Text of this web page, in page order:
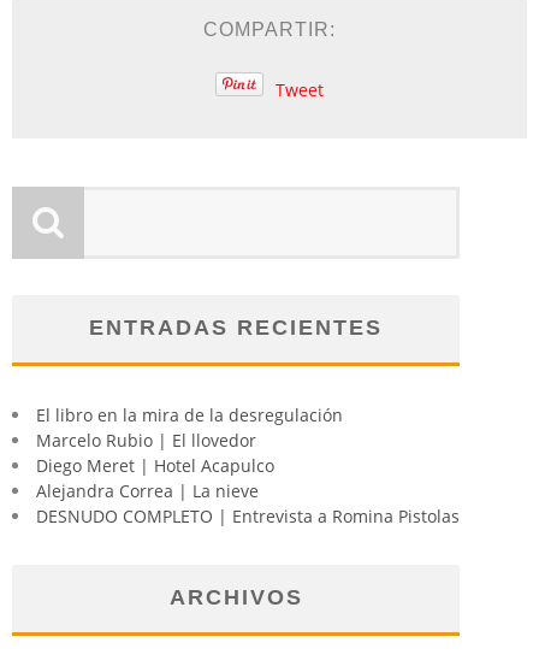
COMPARTIR:
Tweet
ENTRADAS RECIENTES
El libro en la mira de la desregulación
Marcelo Rubio | El llovedor
Diego Meret | Hotel Acapulco
Alejandra Correa | La nieve
DESNUDO COMPLETO | Entrevista a Romina Pistolas
ARCHIVOS